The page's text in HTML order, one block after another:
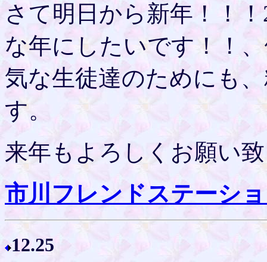
さて明日から新年！！
な年にしたいです！！
気な生徒達のためにも
す。
来年もよろしくお願い
市川フレンドステーシ
12.25